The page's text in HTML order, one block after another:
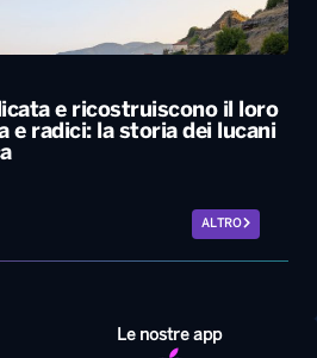
e ricostruiscono il loro
e radici: la storia dei lucani
ALTRO
Le nostre app